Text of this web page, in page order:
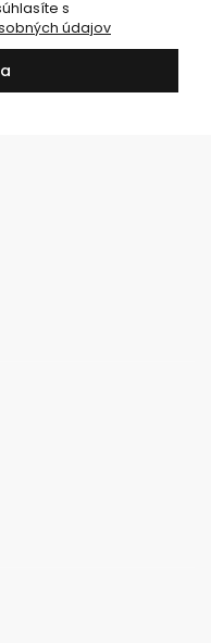
údajov